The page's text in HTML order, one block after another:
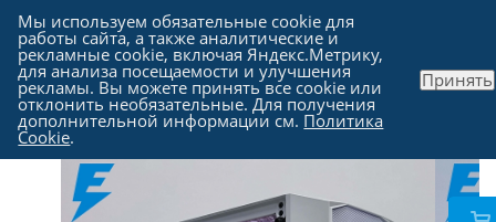
Каталог - Компьютеры в Москве
Мы используем обязательные cookie для
работы сайта, а также аналитические и
рекламные cookie, включая Яндекс.Метрику,
для анализа посещаемости и улучшения
рекламы. Вы можете принять все cookie или
отклонить необязательные. Для получения
дополнительной информации см. Политика
Cookie.
Принять